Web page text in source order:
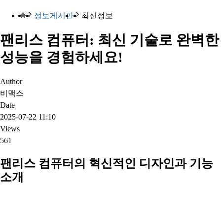
정보게시판 최신정보
팬리스 컴퓨터: 최신 기술로 완벽한
성능을 경험하세요!
Author
비맥스
Date
2025-07-22 11:10
Views
561
팬리스 컴퓨터의 혁신적인 디자인과 기능
소개